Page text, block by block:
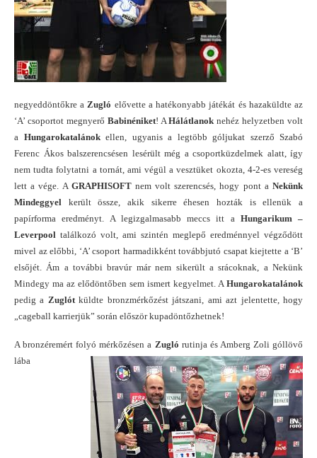
negyeddöntőkre aZugló elővette a hatékonyabb játékát és hazaküldte az
‘A’ csoportot megnyerő Babinéniket! AHálátlanok nehéz helyzetben volt
a Hungarokatalánokellen, ugyanis a legtöbb góljukat szerző Szabó
Ferenc Ákos balszerencsésen lesérült még a csoportküzdelmek alatt, így
nem tudta folytatni a tornát, ami végül a vesztüket okozta, 4-2-es vereség
lett a vége. A GRAPHISOFTnem volt szerencsés, hogy pont aNekünk
Mindeggyel került össze, akik sikerre éhesen hozták is ellenük a
papírforma eredményt. A legizgalmasabb meccs itt a Hungarikum –
Leverpool találkozó volt, ami szintén meglepő eredménnyel végződött
mivel az előbbi, ‘A’ csoport harmadikként továbbjutó csapat kiejtette a ‘B’
elsőjét. Ám a további bravúr már nem sikerült a srácoknak, a Nekünk
Mindegy ma az elődöntőben sem ismert kegyelmet. A Hungarokatalánok
pedig a Zuglótküldte bronzmérkőzést játszani, ami azt jelentette, hogy
„cageball karrierjük” során először kupadöntőzhetnek!
A bronzéremért folyó mérkőzésen a Zugló rutinja és Amberg Zoli góllövő
lába